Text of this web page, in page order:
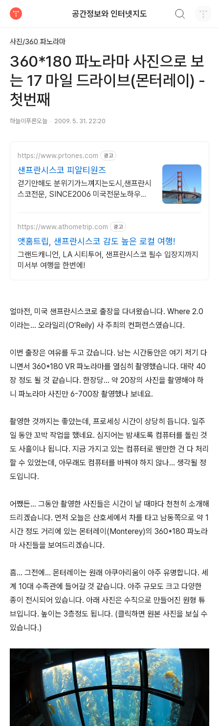
공간정보와 인터넷지도
사진/360 파노라마
360*180 파노라마 사진으로 보
는 17 마일 드라이브(몬터레이) -
첫번째
하늘이푸른오늘 2009. 5. 31. 22:20
https://www.prtones.com 광고
샌프란시스코 피알티원즈
걷기만해도 분위기가느껴지는도시,샌프란시
스코전문, SINCE2006 미국전문노하우
https://www.athometrip.com 광고
앳홈트립, 샌프란시스코 감도 높은 로컬 여행!
그랜드캐니언, LA 시티투어, 샌프란시스코 필수 입장지까지
미서부 여행을 한번에!
얼마전, 미국 샌프란시스코로 출장을 다녀왔습니다. Where 2.0
이라는... 오라일리(O'Reily) 사 주최의 컨퍼런스였습니다.
이번 출장은 여유를 두고 갔습니다. 남는 시간동안은 여기 저기 다
니면서 360*180 VR 파노라마를 열심히 촬영했습니다. 대략 40
장 정도 될 것 같습니다. 한장당... 약 20장의 사진을 촬영해야 하
니 파노라마 사진만 6-700장 촬영했나 보네요.
촬영한 것까지는 좋았는데, 프로세싱 시간이 상당히 듭니다. 일주
일 동안 꼬박 작업을 했네요. 심지어는 밤새도록 컴퓨터를 돌린 것
도 사흘이나 됩니다. 지금 가지고 있는 컴퓨터로 웬만한 건 다 처리
할 수 있었는데, 아무래도 컴퓨터를 바꿔야 하지 않나... 생각될 정
도입니다.
어쨌든... 그동안 촬영한 사진들은 시간이 날 때마다 천천히 소개해
드리겠습니다. 먼저 오늘은 산호세에서 차를 타고 남동쪽으로 약 1
시간 정도 거리에 있는 몬터레이(Monterey)의 360*180 파노라
마 사진들을 보여드리겠습니다.
흠... 그전에... 몬터레이는 원래 아쿠아리움이 아주 유명합니다. 세
계 10대 수족관에 들어갈 것 같습니다. 아주 규모도 크고 다양한
종이 전시되어 있습니다. 아래 사진은 수직으로 만들어진 원형 튜
브입니다. 높이는 3층정도 됩니다. (클릭하면 원본 사진을 보실 수
있습니다.)